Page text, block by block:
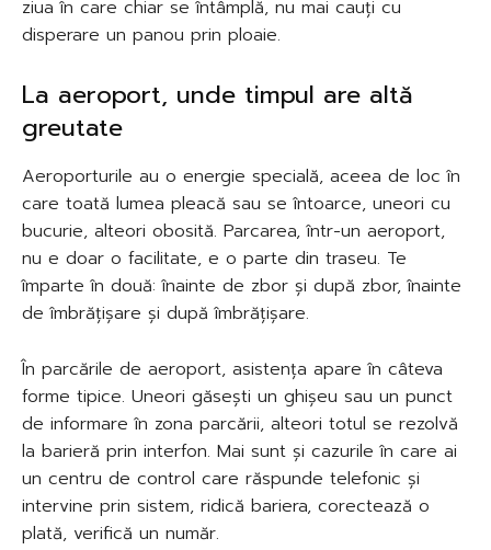
ziua în care chiar se întâmplă, nu mai cauți cu
disperare un panou prin ploaie.
La aeroport, unde timpul are altă
greutate
Aeroporturile au o energie specială, aceea de loc în
care toată lumea pleacă sau se întoarce, uneori cu
bucurie, alteori obosită. Parcarea, într-un aeroport,
nu e doar o facilitate, e o parte din traseu. Te
împarte în două: înainte de zbor și după zbor, înainte
de îmbrățișare și după îmbrățișare.
În parcările de aeroport, asistența apare în câteva
forme tipice. Uneori găsești un ghișeu sau un punct
de informare în zona parcării, alteori totul se rezolvă
la barieră prin interfon. Mai sunt și cazurile în care ai
un centru de control care răspunde telefonic și
intervine prin sistem, ridică bariera, corectează o
plată, verifică un număr.